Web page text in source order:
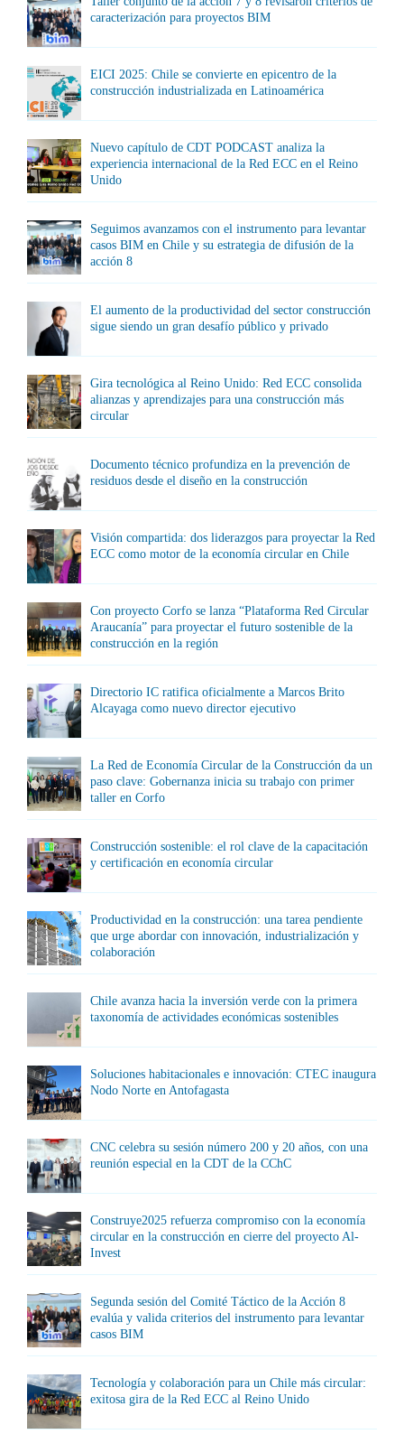
caracterización para proyectos BIM
EICI 2025: Chile se convierte en epicentro de la
construcción industrializada en Latinoamérica
Nuevo capítulo de CDT PODCAST analiza la
experiencia internacional de la Red ECC en el Reino
Unido
Seguimos avanzamos con el instrumento para levantar
casos BIM en Chile y su estrategia de difusión de la
acción 8
El aumento de la productividad del sector construcción
sigue siendo un gran desafío público y privado
Gira tecnológica al Reino Unido: Red ECC consolida
alianzas y aprendizajes para una construcción más
circular
Documento técnico profundiza en la prevención de
residuos desde el diseño en la construcción
Visión compartida: dos liderazgos para proyectar la Red
ECC como motor de la economía circular en Chile
Con proyecto Corfo se lanza “Plataforma Red Circular
Araucanía” para proyectar el futuro sostenible de la
construcción en la región
Directorio IC ratifica oficialmente a Marcos Brito
Alcayaga como nuevo director ejecutivo
La Red de Economía Circular de la Construcción da un
paso clave: Gobernanza inicia su trabajo con primer
taller en Corfo
Construcción sostenible: el rol clave de la capacitación
y certificación en economía circular
Productividad en la construcción: una tarea pendiente
que urge abordar con innovación, industrialización y
colaboración
Chile avanza hacia la inversión verde con la primera
taxonomía de actividades económicas sostenibles
Soluciones habitacionales e innovación: CTEC inaugura
Nodo Norte en Antofagasta
CNC celebra su sesión número 200 y 20 años, con una
reunión especial en la CDT de la CChC
Construye2025 refuerza compromiso con la economía
circular en la construcción en cierre del proyecto Al-
Invest
Segunda sesión del Comité Táctico de la Acción 8
evalúa y valida criterios del instrumento para levantar
casos BIM
Tecnología y colaboración para un Chile más circular:
exitosa gira de la Red ECC al Reino Unido